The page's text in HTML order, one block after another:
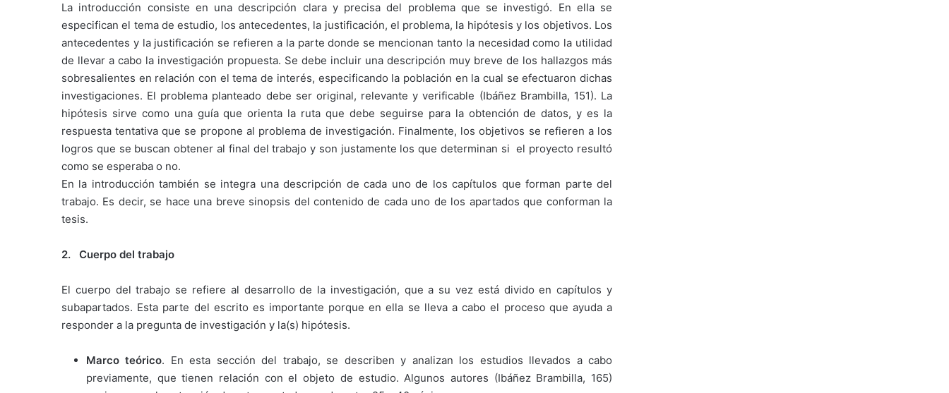
La introducción consiste en una descripción clara y precisa del problema que se investigó. En ella se
especifican el tema de estudio, los antecedentes, la justificación, el problema, la hipótesis y los objetivos. Los
antecedentes y la justificación se refieren a la parte donde se mencionan tanto la necesidad como la utilidad
de llevar a cabo la investigación propuesta. Se debe incluir una descripción muy breve de los hallazgos más
sobresalientes en relación con el tema de interés, especificando la población en la cual se efectuaron dichas
investigaciones. El problema planteado debe ser original, relevante y verificable (Ibáñez Brambilla, 151). La
hipótesis sirve como una guía que orienta la ruta que debe seguirse para la obtención de datos, y es la
respuesta tentativa que se propone al problema de investigación. Finalmente, los objetivos se refieren a los
logros que se buscan obtener al final del trabajo y son justamente los que determinan si el proyecto resultó
como se esperaba o no.
En la introducción también se integra una descripción de cada uno de los capítulos que forman parte del
trabajo. Es decir, se hace una breve sinopsis del contenido de cada uno de los apartados que conforman la
tesis.
2. Cuerpo del trabajo
El cuerpo del trabajo se refiere al desarrollo de la investigación, que a su vez está divido en capítulos y
subapartados. Esta parte del escrito es importante porque en ella se lleva a cabo el proceso que ayuda a
responder a la pregunta de investigación y la(s) hipótesis.
Marco teórico. En esta sección del trabajo, se describen y analizan los estudios llevados a cabo
previamente, que tienen relación con el objeto de estudio. Algunos autores (Ibáñez Brambilla, 165)